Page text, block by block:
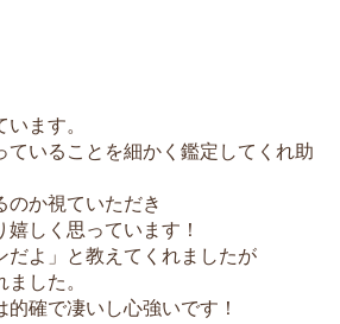
ます。
ていることを細かく鑑定してくれ助
のか視ていただき
しく思っています！
だよ」と教えてくれましたが
した。
確で凄いし心強いです！